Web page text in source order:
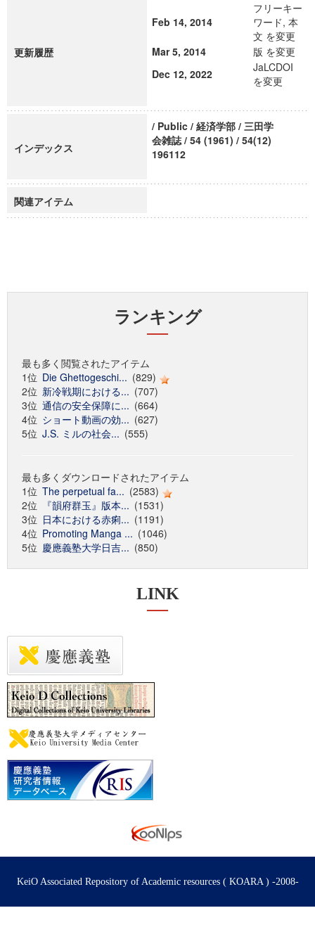
更新履歴
Feb 14, 2014
フリーキー
ワード, 本
文 を変更
Mar 5, 2014
版 を変更
Dec 12, 2022
JaLCDOI
を変更
インデックス
/ Public / 経済学部 / 三田学
会雑誌 / 54 (1961) / 54(12)
196112
関連アイテム
ランキング
最も多く閲覧されたアイテム
1位 Die Ghettogeschi... (829)
2位 新冷戦期における... (707)
3位 通信の安全保障に... (664)
4位 ショート動画の効... (627)
5位 J.S. ミルの社会... (555)
最も多くダウンロードされたアイテム
1位 The perpetual fa... (2583)
2位
『韻府群玉』版本... (1531)
3位 日本における赤痢... (1191)
4位 Promoting Manga ... (1046)
5位 慶應義塾大学日吉... (850)
LINK
KeiO Associated Repository of Academic resources ( KOARA ) -2008-